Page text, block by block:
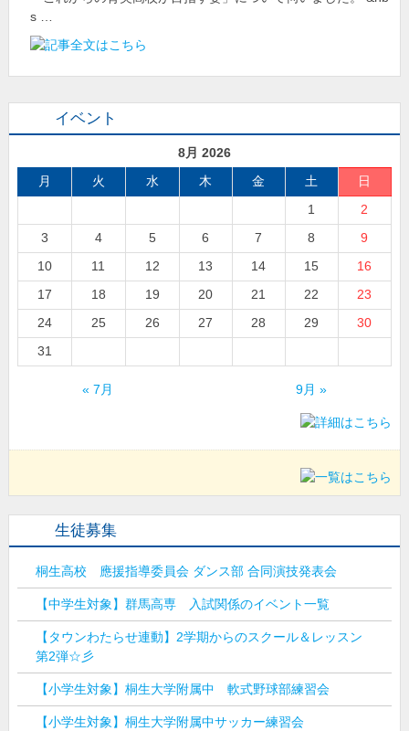
s …
イベント
8月 2026
月
火 水 木 金 土
日
1
2
3
4 5 6 7 8
9
10
11 12 13 14 15
16
17
18 19 20 21 22
23
24
25 26 27 28 29
30
31
« 7月 9月 »
生徒募集
桐生高校 應援指導委員会 ダンス部 合同演技発表会
【中学生対象】群馬高専 入試関係のイベント一覧
【タウンわたらせ連動】2学期からのスクール＆レッスン
第2弾☆彡
【小学生対象】桐生大学附属中 軟式野球部練習会
【小学生対象】桐生大学附属中サッカー練習会